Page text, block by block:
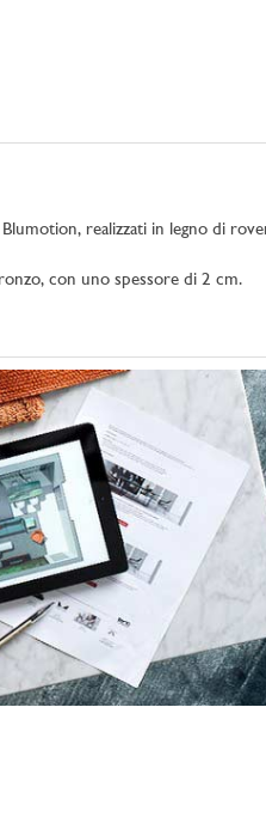
realizzati in legno di
con uno spessore di 2 cm.